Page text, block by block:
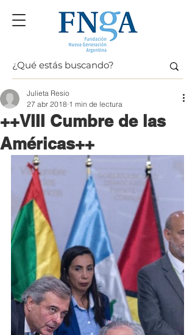
++VIII Cumbre de las
Américas++
Julieta Resio
27 abr 2018 1 min de lectura